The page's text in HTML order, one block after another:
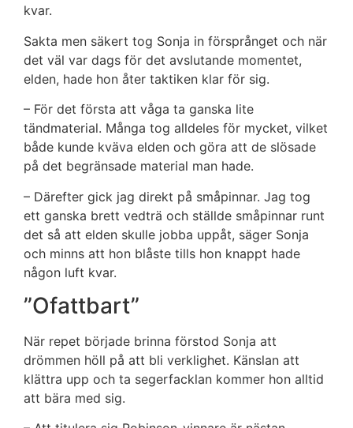
kvar.
Sakta men säkert tog Sonja in försprånget och när
det väl var dags för det avslutande momentet,
elden, hade hon åter taktiken klar för sig.
– För det första att våga ta ganska lite
tändmaterial. Många tog alldeles för mycket, vilket
både kunde kväva elden och göra att de slösade
på det begränsade material man hade.
– Därefter gick jag direkt på småpinnar. Jag tog
ett ganska brett vedträ och ställde småpinnar runt
det så att elden skulle jobba uppåt, säger Sonja
och minns att hon blåste tills hon knappt hade
någon luft kvar.
”Ofattbart”
När repet började brinna förstod Sonja att
drömmen höll på att bli verklighet. Känslan att
klättra upp och ta segerfacklan kommer hon alltid
att bära med sig.